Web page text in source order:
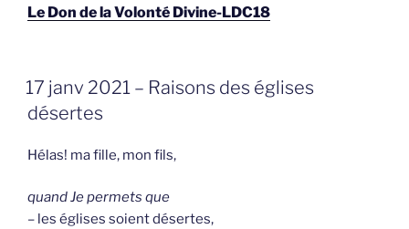
Le Don de la Volonté Divine-LDC18
GEPLAATST
OP
17 janv 2021 – Raisons des églises
désertes
Hélas! ma fille, mon fils,
quand Je permets que
– les églises soient déser­tes,